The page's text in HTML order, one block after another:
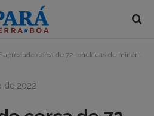
cerca de 72 toneladas de minério ilegal, em Marabá
de 2022